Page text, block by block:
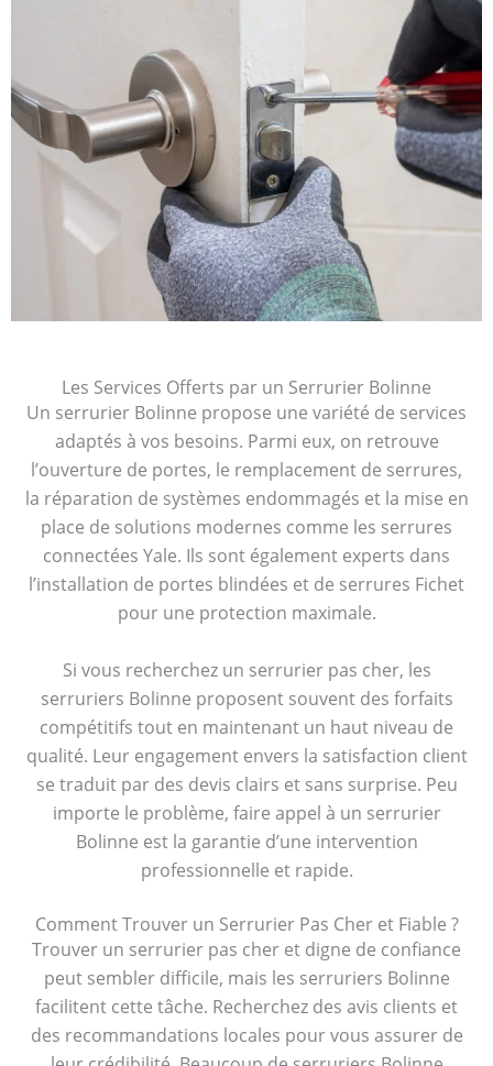
Les Services Offerts par un Serrurier Bolinne
Un serrurier Bolinne propose une variété de services
adaptés à vos besoins. Parmi eux, on retrouve
l’ouverture de portes, le remplacement de serrures,
la réparation de systèmes endommagés et la mise en
place de solutions modernes comme les serrures
connectées Yale. Ils sont également experts dans
l’installation de portes blindées et de serrures Fichet
pour une protection maximale.
Si vous recherchez un serrurier pas cher, les
serruriers Bolinne proposent souvent des forfaits
compétitifs tout en maintenant un haut niveau de
qualité. Leur engagement envers la satisfaction client
se traduit par des devis clairs et sans surprise. Peu
importe le problème, faire appel à un serrurier
Bolinne est la garantie d’une intervention
professionnelle et rapide.
Comment Trouver un Serrurier Pas Cher et Fiable ?
Trouver un serrurier pas cher et digne de confiance
peut sembler difficile, mais les serruriers Bolinne
facilitent cette tâche. Recherchez des avis clients et
des recommandations locales pour vous assurer de